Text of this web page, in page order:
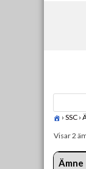
› SSC ›
Visar 2
Ämne